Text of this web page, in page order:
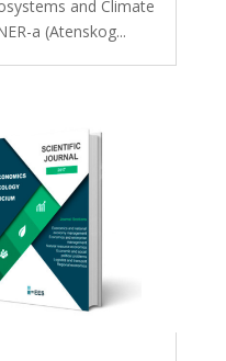
and Climate
a (Atenskog...